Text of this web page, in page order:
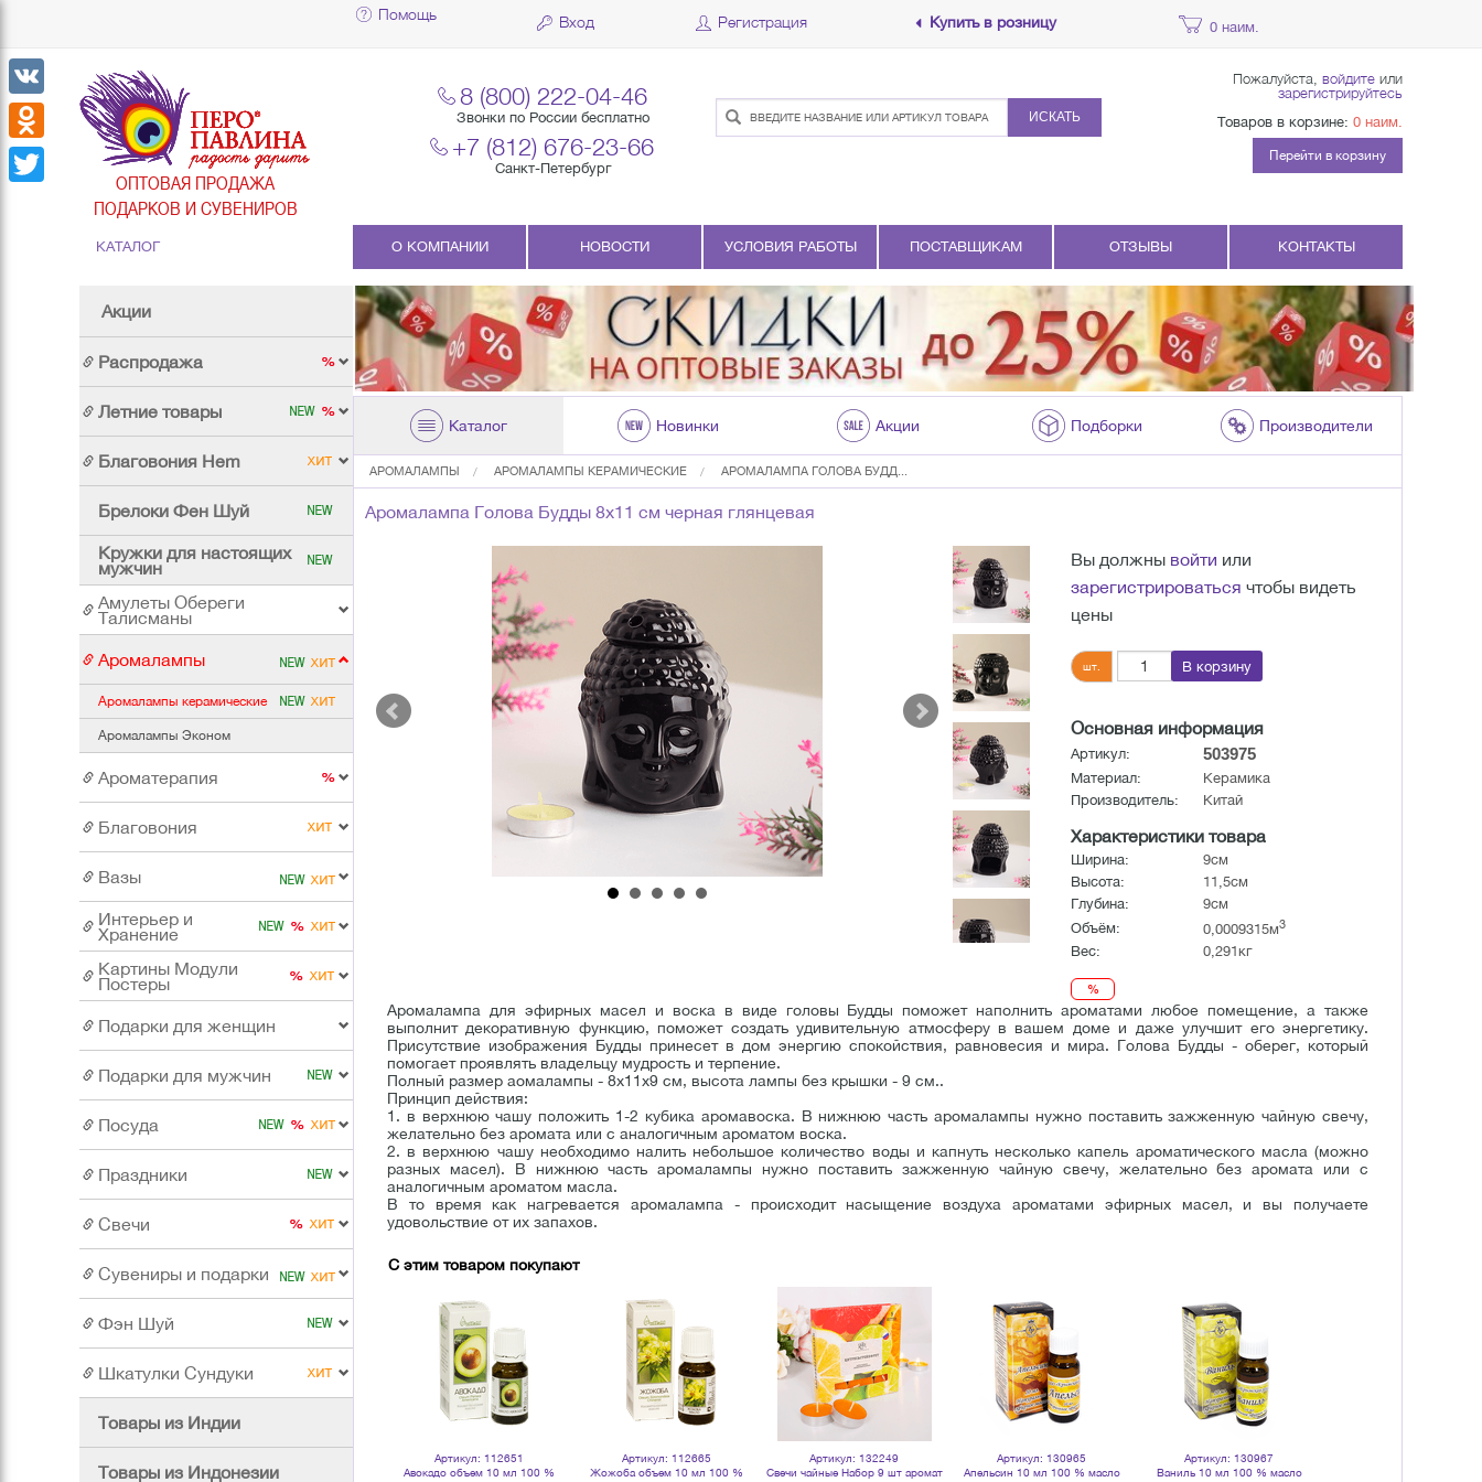
Помощь Вход Регистрация Купить в розницу 0 наим.
ОПТОВАЯ ПРОДАЖА
ПОДАРКОВ И СУВЕНИРОВ
8 (800) 222-04-46
Звонки по России бесплатно
+7 (812) 676-23-66
Санкт-Петербург
ИСКАТЬ
Пожалуйста, войдите или
зарегистрируйтесь
Товаров в корзине: 0 наим.
Перейти в корзину
КАТАЛОГ
Акции
Распродажа
Летние товары
Благовония Hem
Брелоки Фен Шуй
Кружки для настоящих
мужчин
Амулеты Обереги
Талисманы
Аромалампы
Аромалампы керамические
Аромалампы Эконом
Ароматерапия
Благовония
Вазы
Интерьер и
Хранение
Картины Модули
Постеры
Подарки для женщин
Подарки для мужчин
Посуда
Праздники
Свечи
Сувениры и подарки
Фэн Шуй
Шкатулки Сундуки
Товары из Индии
Товары из Индонезии
О КОМПАНИИ НОВОСТИ УСЛОВИЯ РАБОТЫ ПОСТАВЩИКАМ ОТЗЫВЫ КОНТАКТЫ
Каталог Новинки Акции Подборки Производители
АРОМАЛАМПЫ АРОМАЛАМПЫ КЕРАМИЧЕСКИЕ АРОМАЛАМПА ГОЛОВА БУДД...
Аромалампа Голова Будды 8х11 см черная глянцевая
Вы должны войти или
зарегистрироваться чтобы видеть
цены
шт. В корзину
Основная информация
Артикул: 503975
Материал:
Керамика
Производитель:
Китай
Характеристики товара
Ширина:
9см
Высота:
11,5см
Глубина:
9см
Объём:
0,0009315м3
Вес: 0,291кг
%
Аромалампа для эфирных масел и воска в виде головы Будды поможет наполнить ароматами любое помещение, а также
выполнит декоративную функцию, поможет создать удивительную атмосферу в вашем доме и даже улучшит его энергетику.
Присутствие изображения Будды принесет в дом энергию спокойствия, равновесия и мира. Голова Будды - оберег, который
помогает проявлять владельцу мудрость и терпение.
Полный размер аомалампы - 8х11х9 см, высота лампы без крышки - 9 см..
Принцип действия:
1. в верхнюю чашу положить 1-2 кубика аромавоска. В нижнюю часть аромалампы нужно поставить зажженную чайную свечу,
желательно без аромата или с аналогичным ароматом воска.
2. в верхнюю чашу необходимо налить небольшое количество воды и капнуть несколько капель ароматического масла (можно
разных масел). В нижнюю часть аромалампы нужно поставить зажженную чайную свечу, желательно без аромата или с
аналогичным ароматом масла.
В то время как нагревается аромалампа - происходит насыщение воздуха ароматами эфирных масел, и вы получаете
удовольствие от их запахов.
С этим товаром покупают
Вербена 10 мл 100 % масло
Свечи чайные Набор 9 шт аромат
Артикул: 112651
Авокадо объем 10 мл 100 %
Артикул: 112665
Жожоба объем 10 мл 100 %
Артикул: 132249
Свечи чайные Набор 9 шт аромат
Артикул: 130965
Апельсин 10 мл 100 % масло
Артикул: 130967
Ваниль 10 мл 100 % масло
VK
Odnoklassniki